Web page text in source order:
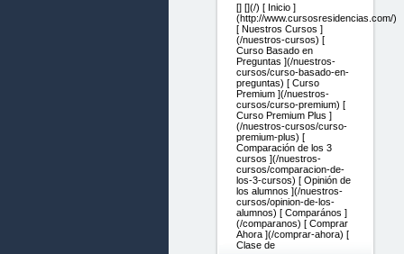
[] [](/) [ Inicio ]
(http://www.cursosresidencias.com/)
[ Nuestros Cursos ]
(/nuestros-cursos) [
Curso Basado en
Preguntas ](/nuestros-
cursos/curso-basado-en-
preguntas) [ Curso
Premium ](/nuestros-
cursos/curso-premium) [
Curso Premium Plus ]
(/nuestros-cursos/curso-
premium-plus) [
Comparación de los 3
cursos ](/nuestros-
cursos/comparacion-de-
los-3-cursos) [ Opinión de
los alumnos ](/nuestros-
cursos/opinion-de-los-
alumnos) [ Comparános ]
(/comparanos) [ Comprar
Ahora ](/comprar-ahora) [
Clase de